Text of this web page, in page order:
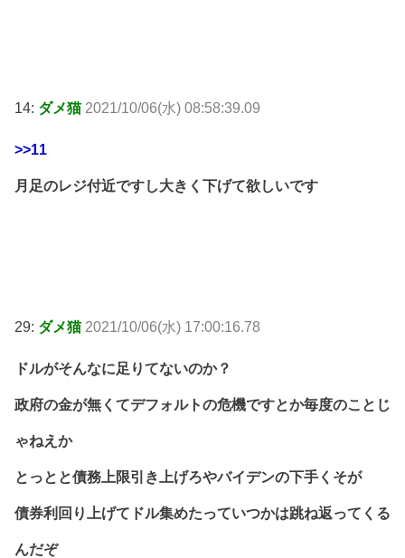
14: ダメ猫 2021/10/06(水) 08:58:39.09
>>11
月足のレジ付近ですし大きく下げて欲しいです
29: ダメ猫 2021/10/06(水) 17:00:16.78
ドルがそんなに足りてないのか？
政府の金が無くてデフォルトの危機ですとか毎度のことじ
ゃねえか
とっとと債務上限引き上げろやバイデンの下手くそが
債券利回り上げてドル集めたっていつかは跳ね返ってくる
んだぞ